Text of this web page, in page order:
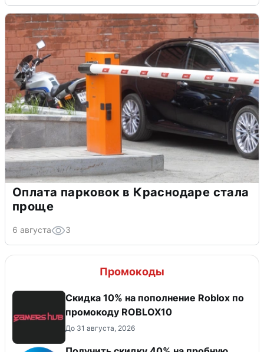
Оплата парковок в Краснодаре стала
проще
6 августа 3
Промокоды
Скидка 10% на пополнение Roblox по
промокоду ROBLOX10
До 31 августа, 2026